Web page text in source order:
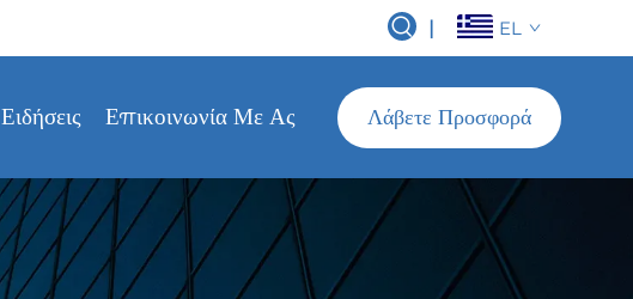
| EL
Ειδήσεις Επικοινωνία Με Ας Λάβετε Προσφορά